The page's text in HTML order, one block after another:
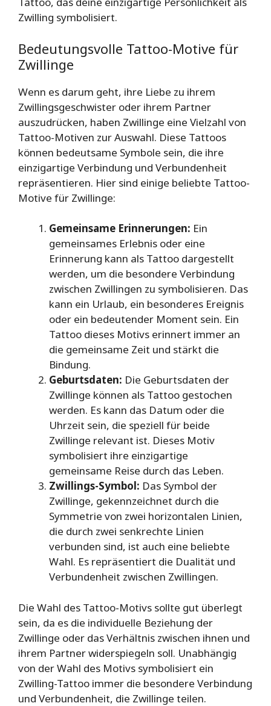
Zwilling symbolisiert.
Bedeutungsvolle Tattoo-Motive für
Zwillinge
Wenn es darum geht, ihre Liebe zu ihrem
Zwillingsgeschwister oder ihrem Partner
auszudrücken, haben Zwillinge eine Vielzahl von
Tattoo-Motiven zur Auswahl. Diese Tattoos
können bedeutsame Symbole sein, die ihre
einzigartige Verbindung und Verbundenheit
repräsentieren. Hier sind einige beliebte Tattoo-
Motive für Zwillinge:
Gemeinsame Erinnerungen: Ein
gemeinsames Erlebnis oder eine
Erinnerung kann als Tattoo dargestellt
werden, um die besondere Verbindung
zwischen Zwillingen zu symbolisieren. Das
kann ein Urlaub, ein besonderes Ereignis
oder ein bedeutender Moment sein. Ein
Tattoo dieses Motivs erinnert immer an
die gemeinsame Zeit und stärkt die
Bindung.
Geburtsdaten: Die Geburtsdaten der
Zwillinge können als Tattoo gestochen
werden. Es kann das Datum oder die
Uhrzeit sein, die speziell für beide
Zwillinge relevant ist. Dieses Motiv
symbolisiert ihre einzigartige
gemeinsame Reise durch das Leben.
Zwillings-Symbol: Das Symbol der
Zwillinge, gekennzeichnet durch die
Symmetrie von zwei horizontalen Linien,
die durch zwei senkrechte Linien
verbunden sind, ist auch eine beliebte
Wahl. Es repräsentiert die Dualität und
Verbundenheit zwischen Zwillingen.
Die Wahl des Tattoo-Motivs sollte gut überlegt
sein, da es die individuelle Beziehung der
Zwillinge oder das Verhältnis zwischen ihnen und
ihrem Partner widerspiegeln soll. Unabhängig
von der Wahl des Motivs symbolisiert ein
Zwilling-Tattoo immer die besondere Verbindung
und Verbundenheit, die Zwillinge teilen.